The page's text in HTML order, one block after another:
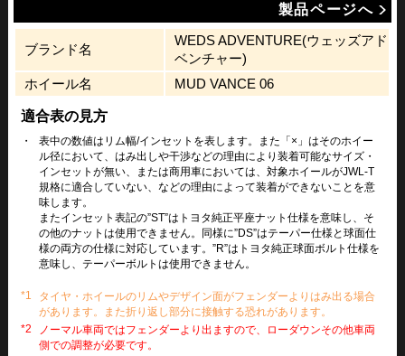
製品ページへ
ブランド名
WEDS ADVENTURE(ウェッズアド
ベンチャー)
ホイール名
MUD VANCE 06
適合表の見方
・
表中の数値はリム幅/インセットを表します。また「×」はそのホイー
ル径において、はみ出しや干渉などの理由により装着可能なサイズ・
インセットが無い、または商用車においては、対象ホイールがJWL-T
規格に適合していない、などの理由によって装着ができないことを意
味します。
またインセット表記の”ST”はトヨタ純正平座ナット仕様を意味し、そ
の他のナットは使用できません。同様に”DS”はテーパー仕様と球面仕
様の両方の仕様に対応しています。”R”はトヨタ純正球面ボルト仕様を
意味し、テーパーボルトは使用できません。
*1
タイヤ・ホイールのリムやデザイン面がフェンダーよりはみ出る場合
があります。また折り返し部分に接触する恐れがあります。
*2
ノーマル車両ではフェンダーより出ますので、ローダウンその他車両
側での調整が必要です。